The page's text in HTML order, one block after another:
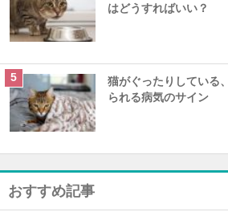
はどうすればいい？
猫がぐったりしている
られる病気のサイン
おすすめ記事